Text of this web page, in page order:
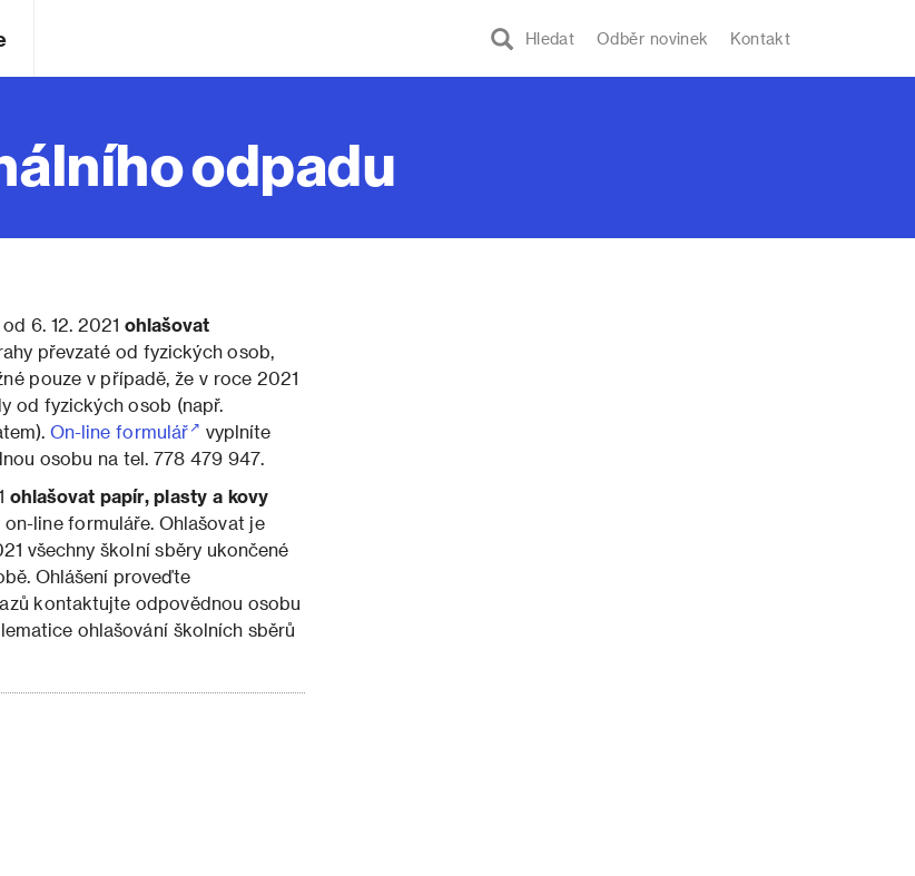
Hledat Odběr novinek Kontakt
odpadu
6. 12. 2021 ohlašovat
převzaté od fyzických osob,
pouze v případě, že v roce 2021
od fyzických osob (např.
On-line formulář
vyplníte
osobu na tel. 778 479 947.
ohlašovat papír, plasty a kovy
line formuláře. Ohlašovat je
všechny školní sběry ukončené
Ohlášení proveďte
kontaktujte odpovědnou osobu
ohlašování školních sběrů